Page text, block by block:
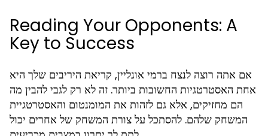
Reading Your Opponents: A
Key to Success
אם אתה רוצה לנצח ברמי אונליין, קריאת היריבים שלך היא
אחת האסטרטגיות החשובות ביותר. זה לא רק לגבי להבין מה
הם מחזיקים, אלא גם לזהות את המומנטום והאסטרטגיית
המשחק שלהם. להסתכל על צורת המשחק של אחרים יכול